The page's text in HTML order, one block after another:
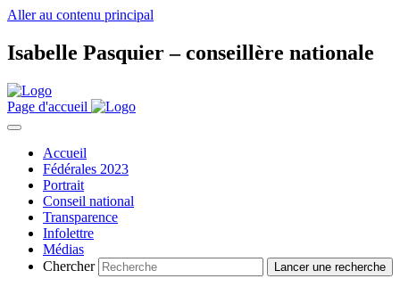
Aller au contenu principal
Isabelle Pasquier – conseillère nationale
Page d'accueil
Accueil
Fédérales 2023
Portrait
Conseil national
Transparence
Infolettre
Médias
Chercher